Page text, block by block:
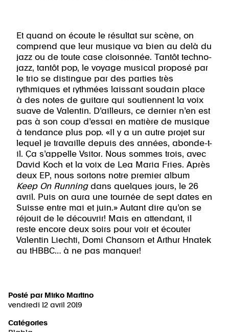
Et quand on écoute le résultat sur scène, on
comprend que leur musique va bien au delà du
jazz ou de toute case cloisonnée. Tantôt techno-
jazz, tantôt pop, le voyage musical proposé par
le trio se distingue par des parties très
rythmiques et rythmées laissant soudain place
à des notes de guitare qui soutiennent la voix
suave de Valentin. D’ailleurs, ce dernier n’en est
pas à son coup d’essai en matière de musique
à tendance plus pop. «Il y a un autre projet sur
lequel je travaille depuis des années, abonde-t-
il. Ça s’appelle Vsitor. Nous sommes trois, avec
David Koch et la voix de Lea Maria Fries. Après
deux EP, nous sortons notre premier album
Keep On Runningdans quelques jours, le 26
avril. Puis on aura une tournée de sept dates en
Suisse entre mai et juin.» Autant dire qu’on se
réjouit de le découvrir! Mais en attendant, il
reste encore deux soirs pour voir et écouter
Valentin Liechti, Domi Chansorn et Arthur Hnatek
au tHBBC… à ne pas manquer!
Posté par Mirko Martino
vendredi 12 avril 2019
Catégories